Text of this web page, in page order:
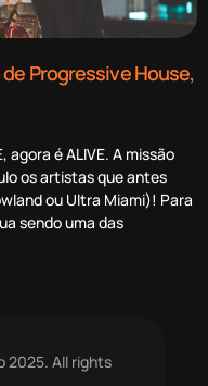
Progressive House,
agora é ALIVE. A missão
os artistas que antes
ou Ultra Miami)! Para
sendo uma das
2025. All rights